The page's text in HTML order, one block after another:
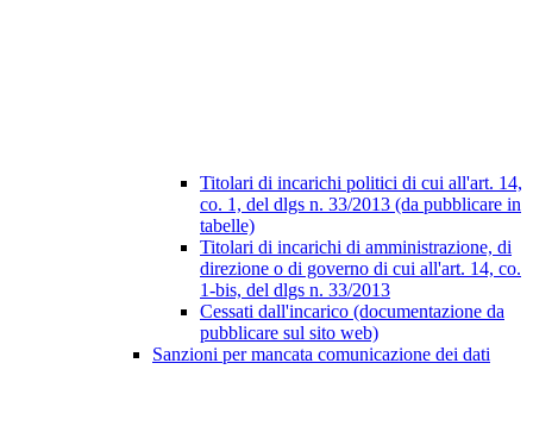
Titolari di incarichi politici di cui all'art. 14,
co. 1, del dlgs n. 33/2013 (da pubblicare in
tabelle)
Titolari di incarichi di amministrazione, di
direzione o di governo di cui all'art. 14, co.
1-bis, del dlgs n. 33/2013
Cessati dall'incarico (documentazione da
pubblicare sul sito web)
Sanzioni per mancata comunicazione dei dati